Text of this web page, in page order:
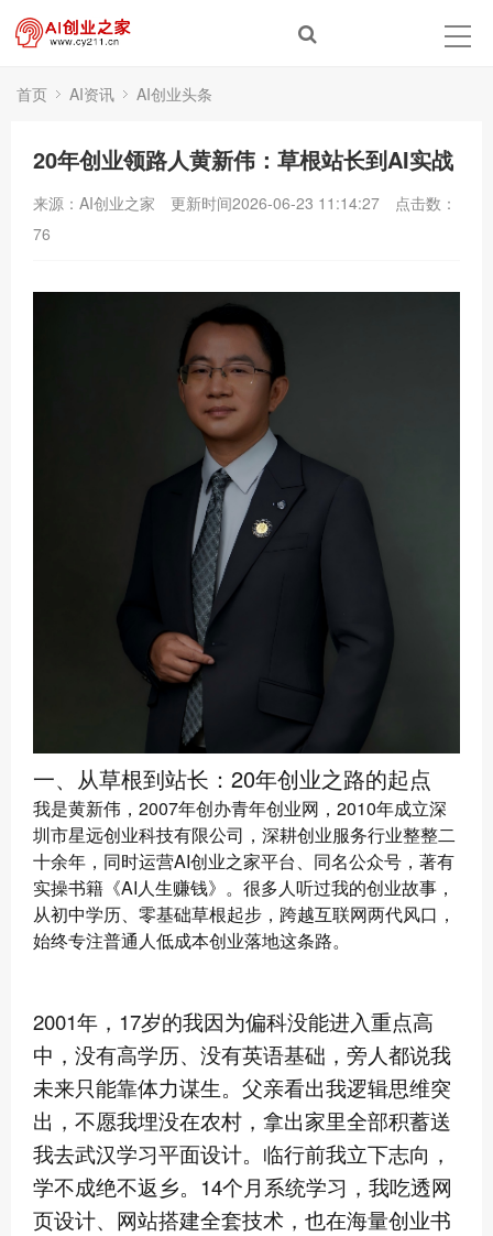
首页 AI资讯 AI创业头条
20年创业领路人黄新伟：草根站长到AI实战
来源：AI创业之家 更新时间2026-06-23 11:14:27
点击数：
76
一、从草根到站长：20年创业之路的起点
我是黄新伟，2007年创办青年创业网，2010年成立深
圳市星远创业科技有限公司，深耕创业服务行业整整二
十余年，同时运营AI创业之家平台、同名公众号，著有
实操书籍《AI人生赚钱》。很多人听过我的创业故事，
从初中学历、零基础草根起步，跨越互联网两代风口，
始终专注普通人低成本创业落地这条路。
2001年，17岁的我因为偏科没能进入重点高
中，没有高学历、没有英语基础，旁人都说我
未来只能靠体力谋生。父亲看出我逻辑思维突
出，不愿我埋没在农村，拿出家里全部积蓄送
我去武汉学习平面设计。临行前我立下志向，
学不成绝不返乡。14个月系统学习，我吃透网
页设计、网站搭建全套技术，也在海量创业书